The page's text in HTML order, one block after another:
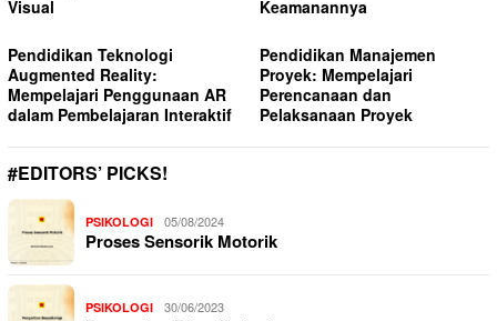
Visual
Keamanannya
Pendidikan Teknologi
Augmented Reality:
Mempelajari Penggunaan AR
dalam Pembelajaran Interaktif
Pendidikan Manajemen
Proyek: Mempelajari
Perencanaan dan
Pelaksanaan Proyek
#EDITORS’ PICKS!
PSIKOLOGI 05/08/2024
Proses Sensorik Motorik
PSIKOLOGI 30/06/2023